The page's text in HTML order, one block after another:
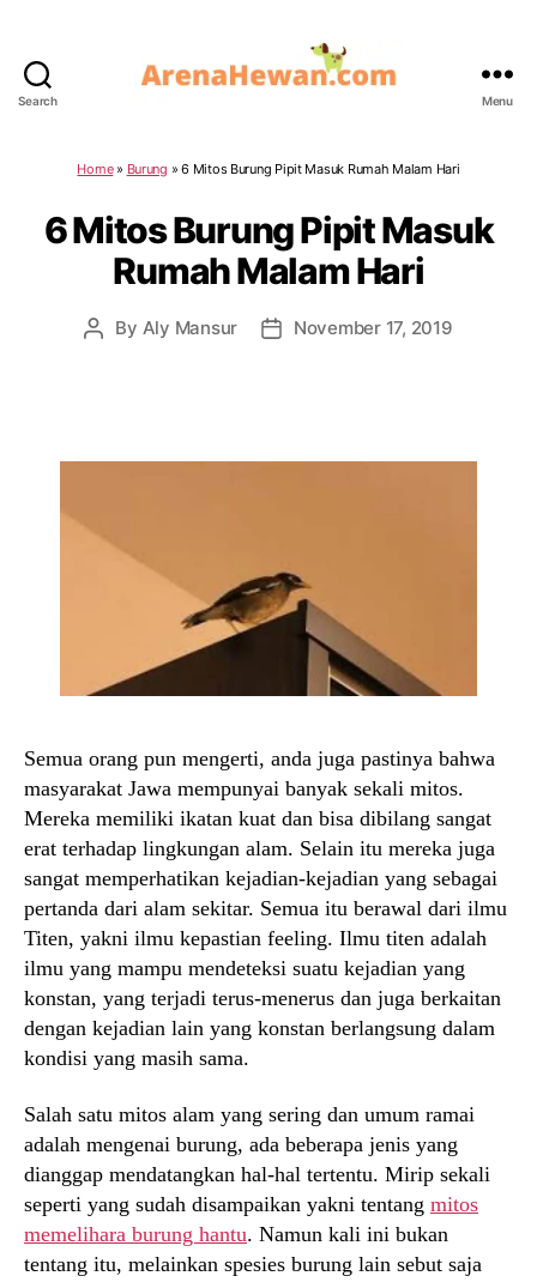
Search Menu
Home» Burung »6 Mitos Burung Pipit Masuk Rumah Malam Hari
6 Mitos Burung Pipit Masuk
Rumah Malam Hari
Post
By Aly Mansur
PostNovember 17, 2019
Semua orang pun mengerti, anda juga pastinya bahwa
masyarakat Jawa mempunyai banyak sekali mitos.
Mereka memiliki ikatan kuat dan bisa dibilang sangat
erat terhadap lingkungan alam. Selain itu mereka juga
sangat memperhatikan kejadian-kejadian yang sebagai
pertanda dari alam sekitar. Semua itu berawal dari ilmu
Titen, yakni ilmu kepastian feeling. Ilmu titen adalah
ilmu yang mampu mendeteksi suatu kejadian yang
konstan, yang terjadi terus-menerus dan juga berkaitan
dengan kejadian lain yang konstan berlangsung dalam
kondisi yang masih sama.
Salah satu mitos alam yang sering dan umum ramai
adalah mengenai burung, ada beberapa jenis yang
dianggap mendatangkan hal-hal tertentu. Mirip sekali
seperti yang sudah disampaikan yakni tentang mitos
memelihara burung hantu. Namun kali ini bukan
tentang itu, melainkan spesies burung lain sebut saja